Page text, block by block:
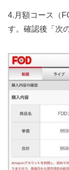
4.月額コース（
す。確認後「次